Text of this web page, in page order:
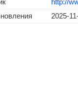
http://
2025-